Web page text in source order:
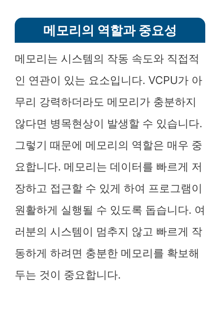
메모리의 역할과 중요성
메모리는 시스템의 작동 속도와 직접적
인 연관이 있는 요소입니다. VCPU가 아
무리 강력하더라도 메모리가 충분하지
않다면 병목현상이 발생할 수 있습니다.
그렇기 때문에 메모리의 역할은 매우 중
요합니다. 메모리는 데이터를 빠르게 저
장하고 접근할 수 있게 하여 프로그램이
원활하게 실행될 수 있도록 돕습니다. 여
러분의 시스템이 멈추지 않고 빠르게 작
동하게 하려면 충분한 메모리를 확보해
두는 것이 중요합니다.